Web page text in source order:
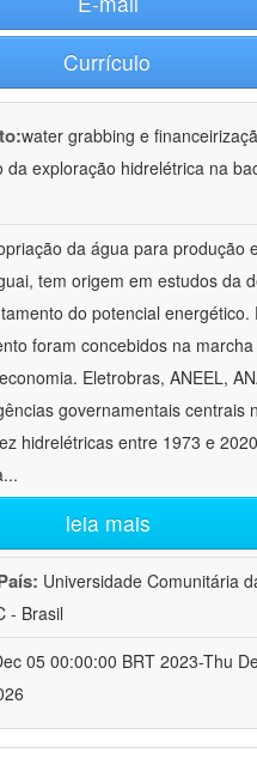
Currículo
water grabbing e
da exploração hidrelétrica na
da água para produção
tem origem em estudos da
do potencial energético.
foram concebidos na
Eletrobras, ANEEL,
governamentais centrais
hidrelétricas entre 1973 e
...
leia mais
Universidade Comunitária
- Brasil
05 00:00:00 BRT 2023-Thu